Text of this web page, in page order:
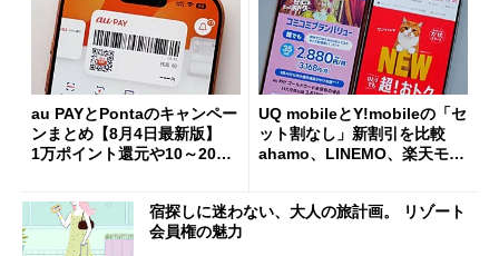
au PAYとPontaのキャンペー
ンまとめ【8月4日最新版】
1万ポイント還元や10～20％
UQ mobileとY!mobileの「セ
ット割なし」新割引を比較
ahamo、LINEMO、楽天モバ
宿探しに迷わない、大人の旅計画。 リゾート
会員権の魅力